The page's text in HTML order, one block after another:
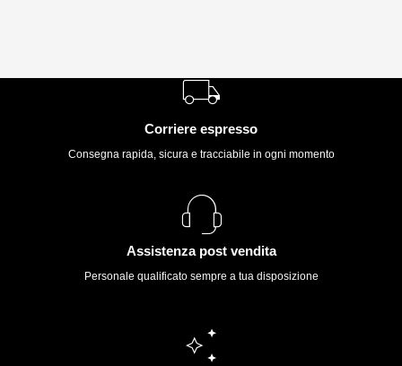
Corriere espresso
Consegna rapida, sicura e tracciabile in ogni momento
Assistenza post vendita
Personale qualificato sempre a tua disposizione